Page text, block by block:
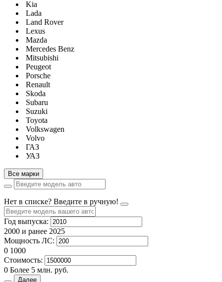
Kia
Lada
Land Rover
Lexus
Mazda
Mercedes Benz
Mitsubishi
Peugeot
Porsche
Renault
Skoda
Subaru
Suzuki
Toyota
Volkswagen
Volvo
ГАЗ
УАЗ
Все марки
Нет в списке? Введите в ручную!
Год выпуска:
2000 и ранее 2025
Мощность ЛС:
0 1000
Стоимость:
0 Более 5 млн. руб.
Далее